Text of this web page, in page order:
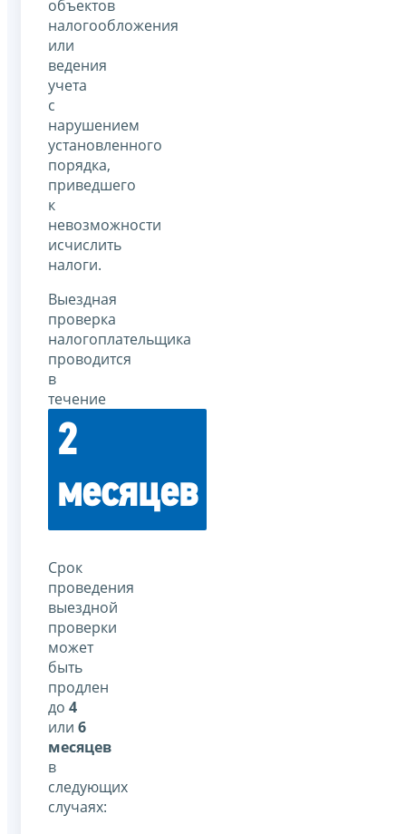
объектов
налогообложения
или
ведения
учета
с
нарушением
установленного
порядка,
приведшего
к
невозможности
исчислить
налоги.
Выездная
проверка
налогоплательщика
проводится
в
течение
2
месяцев
Срок
проведения
выездной
проверки
может
быть
продлен
до 4
или 6
месяцев
в
следующих
случаях: